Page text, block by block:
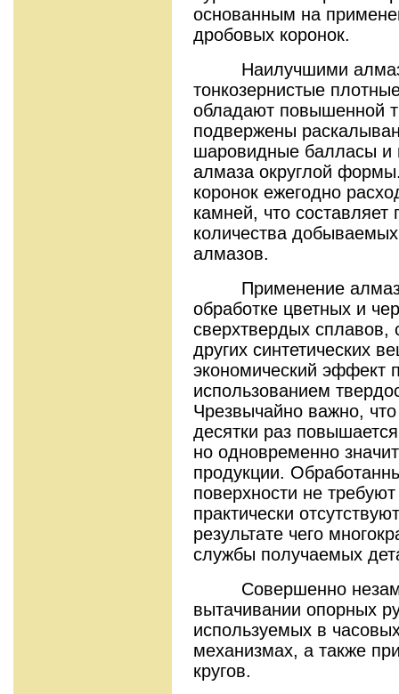
основанным на
дробовых коронок.
Наилучшими
тонкозернистые
обладают повышенной
подвержены
шаровидные балласы и
алмаза округлой
коронок ежегодно
камней, что
количества
алмазов.
Применение
обработке цветных и
сверхтвердых сплавов,
других синтетических
экономический эффект
использованием
Чрезвычайно важно,
десятки раз
но одновременно
продукции.
поверхности не
практически
результате чего
службы получаемых
Совершенно
вытачивании опорных
используемых в
механизмах, а также
кругов.